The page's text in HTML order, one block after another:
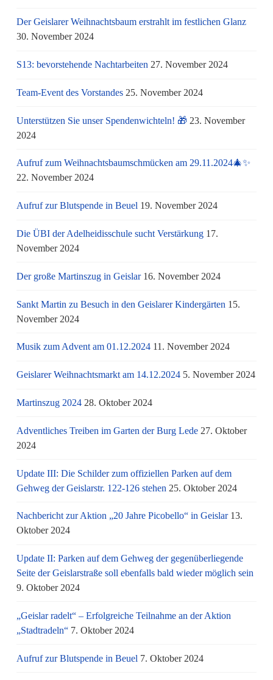
Der Geislarer Weihnachtsbaum erstrahlt im festlichen Glanz
30. November 2024
S13: bevorstehende Nachtarbeiten 27. November 2024
Team-Event des Vorstandes 25. November 2024
Unterstützen Sie unser Spendenwichteln! 🎁 23. November
2024
Aufruf zum Weihnachtsbaumschmücken am 29.11.2024🎄✨
22. November 2024
Aufruf zur Blutspende in Beuel 19. November 2024
Die ÜBI der Adelheidisschule sucht Verstärkung 17.
November 2024
Der große Martinszug in Geislar 16. November 2024
Sankt Martin zu Besuch in den Geislarer Kindergärten 15.
November 2024
Musik zum Advent am 01.12.2024 11. November 2024
Geislarer Weihnachtsmarkt am 14.12.2024 5. November 2024
Martinszug 2024 28. Oktober 2024
Adventliches Treiben im Garten der Burg Lede 27. Oktober
2024
Update III: Die Schilder zum offiziellen Parken auf dem
Gehweg der Geislarstr. 122-126 stehen 25. Oktober 2024
Nachbericht zur Aktion „20 Jahre Picobello“ in Geislar 13.
Oktober 2024
Update II: Parken auf dem Gehweg der gegenüberliegende
Seite der Geislarstraße soll ebenfalls bald wieder möglich sein
9. Oktober 2024
„Geislar radelt“ – Erfolgreiche Teilnahme an der Aktion
„Stadtradeln“ 7. Oktober 2024
Aufruf zur Blutspende in Beuel 7. Oktober 2024